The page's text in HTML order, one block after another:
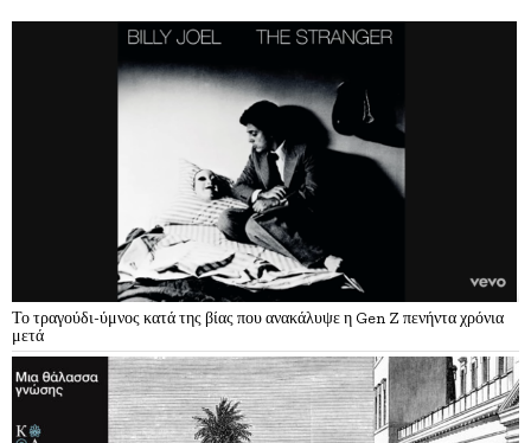
Το τραγούδι-ύμνος κατά της βίας που ανακάλυψε η Gen Z πενήντα χρόνια
μετά